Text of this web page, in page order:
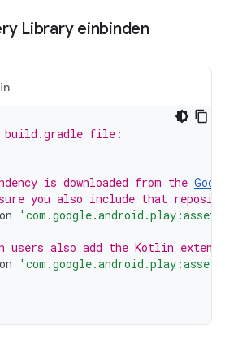
Library einbinden
build.gradle file:
is downloaded from the
sure you also include that
users also add the Kotlin